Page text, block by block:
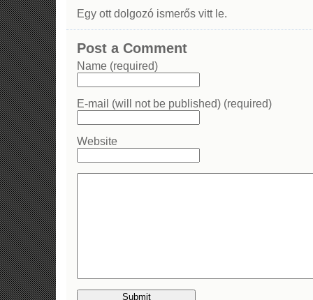
Egy ott dolgozó ismerős vitt le.
Post a Comment
Name (required)
E-mail (will not be published) (required)
Website